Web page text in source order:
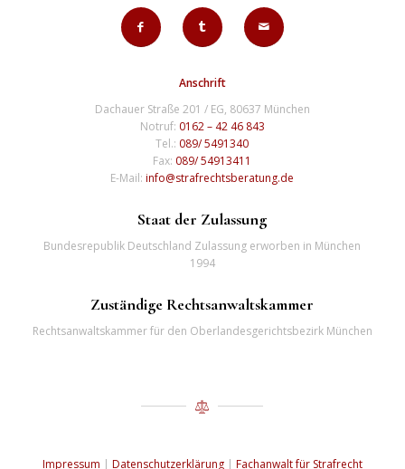
Anschrift
Dachauer Straße 201 / EG, 80637 München
Notruf: 0162 – 42 46 843
Tel.: 089/ 5491340
Fax: 089/ 54913411
E-Mail:info@strafrechtsberatung.de
Staat der Zulassung
Bundesrepublik Deutschland Zulassung erworben in München
1994
Zuständige Rechtsanwaltskammer
Rechtsanwaltskammer für den Oberlandesgerichtsbezirk München
Impressum | Datenschutzerklärung| Fachanwalt für Strafrecht